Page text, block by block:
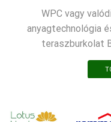
WPC vagy
anyagtechnológia
teraszburkolat